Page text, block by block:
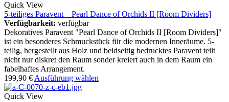
Quick View
5-teiliges Paravent – Pearl Dance of Orchids II [Room Dividers]
Verfügbarkeit: verfügbar
Dekoratives Paravent "Pearl Dance of Orchids II [Room Dividers]"
ist ein besonderes Schmuckstück für die modernen Inneräume. 5-
teilig, hergestellt aus Holz und beidseitig bedrucktes Paravent teilt
nicht nur diskret den Raum sonder kreiert auch in dem Raum ein
fabelhaftes Arrangement.
199,90 € Ausführung wählen
Quick View